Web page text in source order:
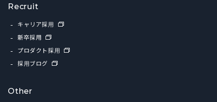
Recruit
キャリア採用
新卒採用
プロダクト採用
採用ブログ
Other